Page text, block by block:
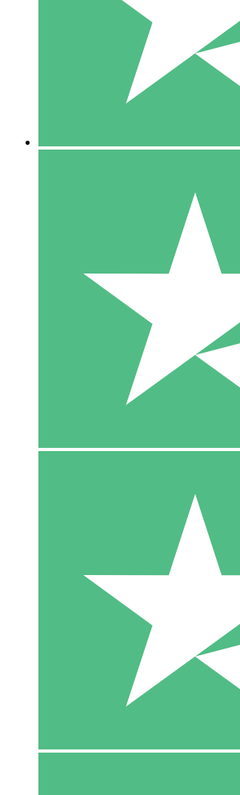
10 00
10 Downloads
20 00